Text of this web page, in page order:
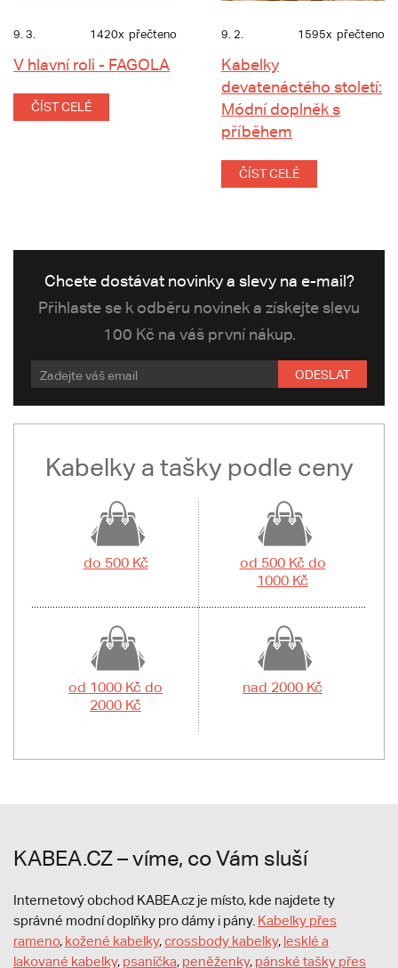
9. 3. 1420x přečteno
V hlavní roli - FAGOLA
ČÍST CELÉ
9. 2. 1595x přečteno
Kabelky
devatenáctého století:
Módní doplněk s
příběhem
ČÍST CELÉ
Chcete dostávat novinky a slevy na e-mail?
Přihlaste se k odběru novinek a získejte slevu
100 Kč na váš první nákup.
ODESLAT
Kabelky a tašky podle ceny
do 500 Kč
od 500 Kč do
1000 Kč
od 1000 Kč do
2000 Kč
nad 2000 Kč
KABEA.CZ – víme, co Vám sluší
Internetový obchod KABEA.cz je místo, kde najdete ty
správné modní doplňky pro dámy i pány. Kabelky přes
rameno, kožené kabelky,crossbody kabelky, lesklé a
lakované kabelky, psaníčka, peněženky, pánské tašky přes